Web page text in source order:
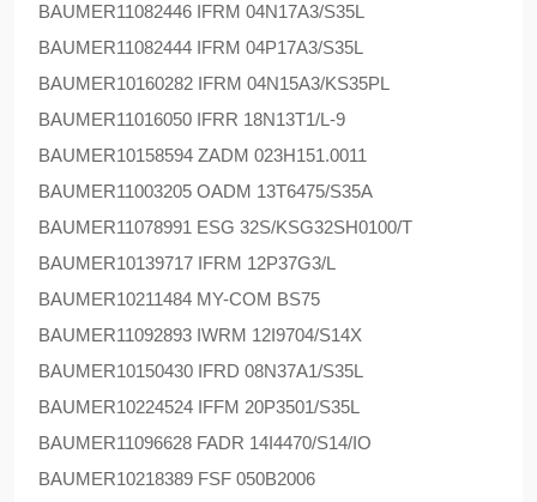
BAUMER11082446 IFRM 04N17A3/S35L
BAUMER11082444 IFRM 04P17A3/S35L
BAUMER10160282 IFRM 04N15A3/KS35PL
BAUMER11016050 IFRR 18N13T1/L-9
BAUMER10158594 ZADM 023H151.0011
BAUMER11003205 OADM 13T6475/S35A
BAUMER11078991 ESG 32S/KSG32SH0100/T
BAUMER10139717 IFRM 12P37G3/L
BAUMER10211484 MY-COM BS75
BAUMER11092893 IWRM 12I9704/S14X
BAUMER10150430 IFRD 08N37A1/S35L
BAUMER10224524 IFFM 20P3501/S35L
BAUMER11096628 FADR 14I4470/S14/IO
BAUMER10218389 FSF 050B2006